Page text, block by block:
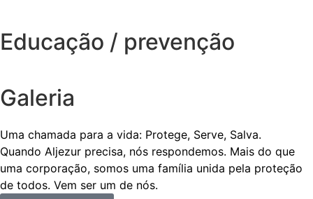
Educação / prevenção
Galeria
Uma chamada para a vida: Protege, Serve, Salva.
Quando Aljezur precisa, nós respondemos. Mais do que
uma corporação, somos uma família unida pela proteção
de todos. Vem ser um de nós.